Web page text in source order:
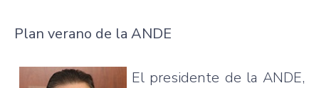
Plan verano de la ANDE
El presidente de la ANDE,